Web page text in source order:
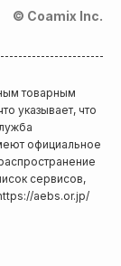
© Coamix Inc.
товарным
указывает, что
официальное
сервисов,
aebs.or.jp/